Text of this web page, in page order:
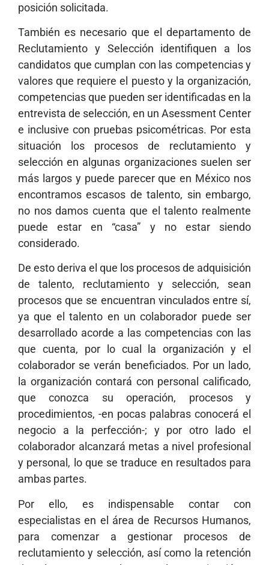
posición solicitada.
También es necesario que el departamento de
Reclutamiento y Selección identifiquen a los
candidatos que cumplan con las competencias y
valores que requiere el puesto y la organización,
competencias que pueden ser identificadas en la
entrevista de selección, en un Asessment Center
e inclusive con pruebas psicométricas. Por esta
situación los procesos de reclutamiento y
selección en algunas organizaciones suelen ser
más largos y puede parecer que en México nos
encontramos escasos de talento, sin embargo,
no nos damos cuenta que el talento realmente
puede estar en “casa” y no estar siendo
considerado.
De esto deriva el que los procesos de adquisición
de talento, reclutamiento y selección, sean
procesos que se encuentran vinculados entre sí,
ya que el talento en un colaborador puede ser
desarrollado acorde a las competencias con las
que cuenta, por lo cual la organización y el
colaborador se verán beneficiados. Por un lado,
la organización contará con personal calificado,
que conozca su operación, procesos y
procedimientos, -en pocas palabras conocerá el
negocio a la perfección-; y por otro lado el
colaborador alcanzará metas a nivel profesional
y personal, lo que se traduce en resultados para
ambas partes.
Por ello, es indispensable contar con
especialistas en el área de Recursos Humanos,
para comenzar a gestionar procesos de
reclutamiento y selección, así como la retención